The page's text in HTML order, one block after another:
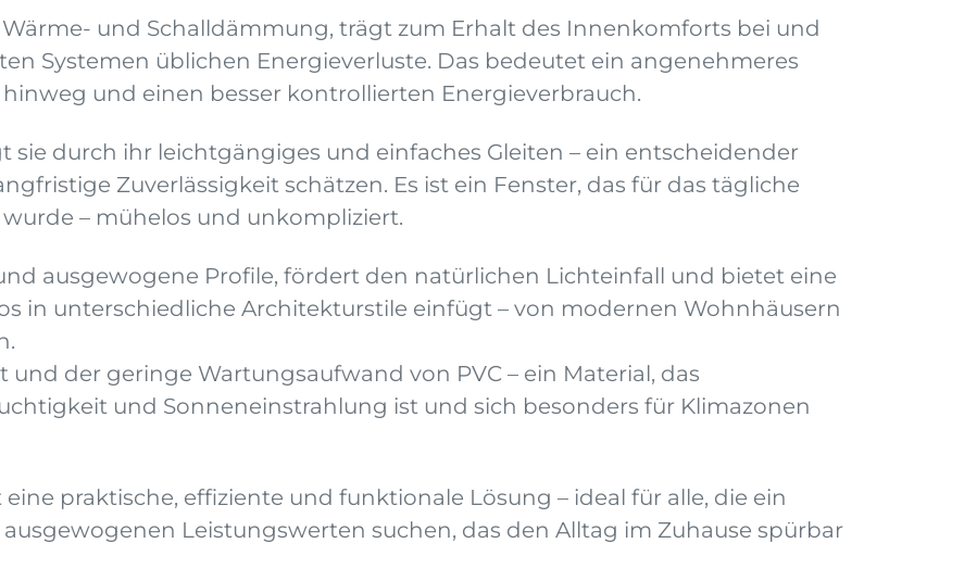
und Schalldämmung, trägt zum Erhalt des Innenkomforts bei und
Systemen üblichen Energieverluste. Das bedeutet ein angenehmeres
und einen besser kontrollierten Energieverbrauch.
sie durch ihr leichtgängiges und einfaches Gleiten – ein entscheidender
Zuverlässigkeit schätzen. Es ist ein Fenster, das für das tägliche
– mühelos und unkompliziert.
ausgewogene Profile, fördert den natürlichen Lichteinfall und bietet eine
in unterschiedliche Architekturstile einfügt – von modernen Wohnhäusern
der geringe Wartungsaufwand von PVC – ein Material, das
und Sonneneinstrahlung ist und sich besonders für Klimazonen
praktische, effiziente und funktionale Lösung – ideal für alle, die ein
Leistungswerten suchen, das den Alltag im Zuhause spürbar